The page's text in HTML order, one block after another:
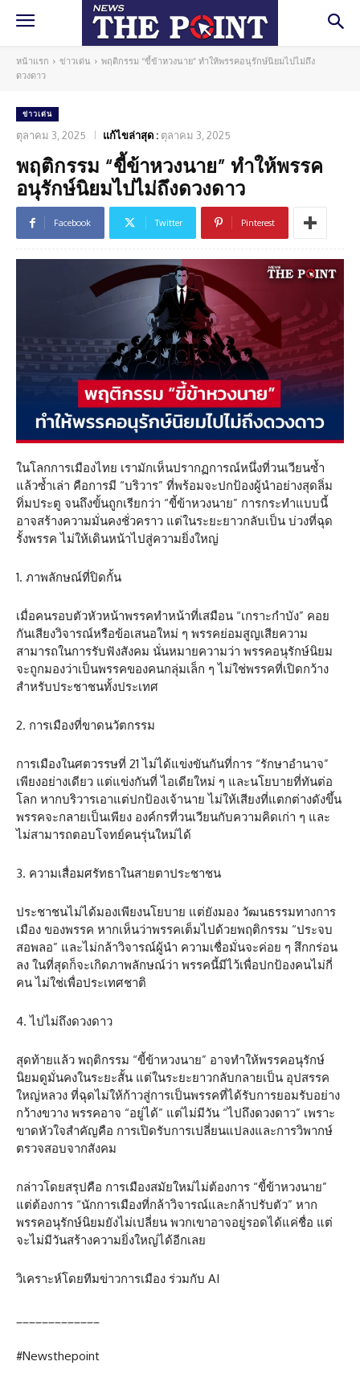
หน้าแรก ข่าวเด่น
พฤติกรรม “ขี้ข้าหวงนาย” ทำให้พรรคอนุรักษ์นิยมไปไม่ถึง
ดวงดาว
ข่าวเด่น
ตุลาคม 3, 2025 แก้ไขล่าสุด : ตุลาคม 3, 2025
พฤติกรรม “ขี้ข้าหวงนาย” ทำให้พรรค
อนุรักษ์นิยมไปไม่ถึงดวงดาว
Facebook Twitter Pinterest
ในโลกการเมืองไทย เรามักเห็นปรากฏการณ์หนึ่งที่วนเวียนซ้ำ
แล้วซ้ำเล่า คือการมี “บริวาร” ที่พร้อมจะปกป้องผู้นำอย่างสุดลิ่ม
ทิ่มประตู จนถึงขั้นถูกเรียกว่า “ขี้ข้าหวงนาย” การกระทำแบบนี้
อาจสร้างความมั่นคงชั่วคราว แต่ในระยะยาวกลับเป็น บ่วงที่ฉุด
รั้งพรรค ไม่ให้เดินหน้าไปสู่ความยิ่งใหญ่
1. ภาพลักษณ์ที่ปิดกั้น
เมื่อคนรอบตัวหัวหน้าพรรคทำหน้าที่เสมือน “เกราะกำบัง” คอย
กันเสียงวิจารณ์หรือข้อเสนอใหม่ ๆ พรรคย่อมสูญเสียความ
สามารถในการรับฟังสังคม นั่นหมายความว่า พรรคอนุรักษ์นิยม
จะถูกมองว่าเป็นพรรคของคนกลุ่มเล็ก ๆ ไม่ใช่พรรคที่เปิดกว้าง
สำหรับประชาชนทั้งประเทศ
2. การเมืองที่ขาดนวัตกรรม
การเมืองในศตวรรษที่ 21 ไม่ได้แข่งขันกันที่การ “รักษาอำนาจ”
เพียงอย่างเดียว แต่แข่งกันที่ ไอเดียใหม่ ๆ และนโยบายที่ทันต่อ
โลก หากบริวารเอาแต่ปกป้องเจ้านาย ไม่ให้เสียงที่แตกต่างดังขึ้น
พรรคจะกลายเป็นเพียง องค์กรที่วนเวียนกับความคิดเก่า ๆ และ
ไม่สามารถตอบโจทย์คนรุ่นใหม่ได้
3. ความเสื่อมศรัทธาในสายตาประชาชน
ประชาชนไม่ได้มองเพียงนโยบาย แต่ยังมอง วัฒนธรรมทางการ
เมือง ของพรรค หากเห็นว่าพรรคเต็มไปด้วยพฤติกรรม “ประจบ
สอพลอ” และไม่กล้าวิจารณ์ผู้นำ ความเชื่อมั่นจะค่อย ๆ สึกกร่อน
ลง ในที่สุดก็จะเกิดภาพลักษณ์ว่า พรรคนี้มีไว้เพื่อปกป้องคนไม่กี่
คน ไม่ใช่เพื่อประเทศชาติ
4. ไปไม่ถึงดวงดาว
สุดท้ายแล้ว พฤติกรรม “ขี้ข้าหวงนาย” อาจทำให้พรรคอนุรักษ์
นิยมดูมั่นคงในระยะสั้น แต่ในระยะยาวกลับกลายเป็น อุปสรรค
ใหญ่หลวง ที่ฉุดไม่ให้ก้าวสู่การเป็นพรรคที่ได้รับการยอมรับอย่าง
กว้างขวาง พรรคอาจ “อยู่ได้” แต่ไม่มีวัน “ไปถึงดวงดาว” เพราะ
ขาดหัวใจสำคัญคือ การเปิดรับการเปลี่ยนแปลงและการวิพากษ์
ตรวจสอบจากสังคม
กล่าวโดยสรุปคือ การเมืองสมัยใหม่ไม่ต้องการ “ขี้ข้าหวงนาย”
แต่ต้องการ “นักการเมืองที่กล้าวิจารณ์และกล้าปรับตัว” หาก
พรรคอนุรักษ์นิยมยังไม่เปลี่ยน พวกเขาอาจอยู่รอดได้แค่ชื่อ แต่
จะไม่มีวันสร้างความยิ่งใหญ่ได้อีกเลย
วิเคราะห์โดยทีมข่าวการเมือง ร่วมกับ AI
#Newsthepoint